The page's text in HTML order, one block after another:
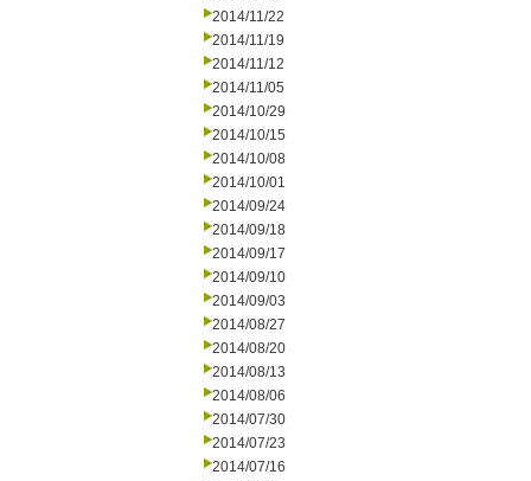
2014/11/22
2014/11/19
2014/11/12
2014/11/05
2014/10/29
2014/10/15
2014/10/08
2014/10/01
2014/09/24
2014/09/18
2014/09/17
2014/09/10
2014/09/03
2014/08/27
2014/08/20
2014/08/13
2014/08/06
2014/07/30
2014/07/23
2014/07/16